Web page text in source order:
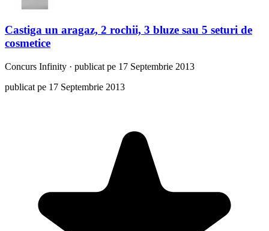
Castiga un aragaz, 2 rochii, 3 bluze sau 5 seturi de
cosmetice
Concurs Infinity · publicat pe 17 Septembrie 2013
publicat pe 17 Septembrie 2013